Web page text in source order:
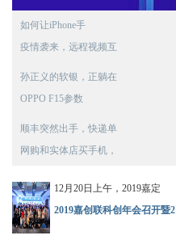
如何让iPhone手
疫情袭来，远程视频互
孙正义的软银，正躺在
OPPO F15参数
顺丰突然出手，快递单
网购和实体店买手机，
12月20日上午，2019嘉定
2019嘉创联科创年会召开暨2